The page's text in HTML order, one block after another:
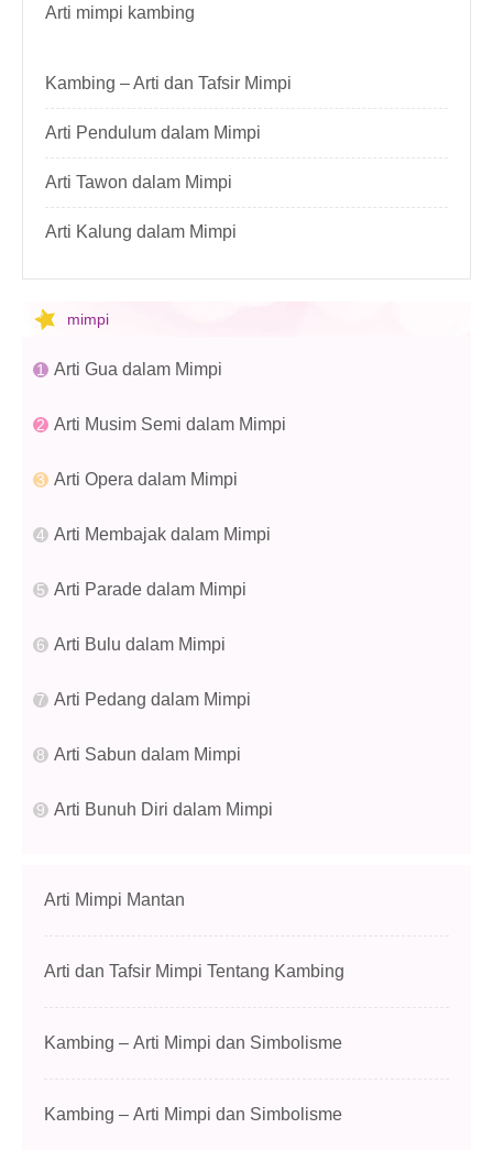
Arti mimpi kambing
Kambing – Arti dan Tafsir Mimpi
Arti Pendulum dalam Mimpi
Arti Tawon dalam Mimpi
Arti Kalung dalam Mimpi
mimpi
Arti Gua dalam Mimpi
Arti Musim Semi dalam Mimpi
Arti Opera dalam Mimpi
Arti Membajak dalam Mimpi
Arti Parade dalam Mimpi
Arti Bulu dalam Mimpi
Arti Pedang dalam Mimpi
Arti Sabun dalam Mimpi
Arti Bunuh Diri dalam Mimpi
Arti Mimpi Mantan
Arti dan Tafsir Mimpi Tentang Kambing
Kambing – Arti Mimpi dan Simbolisme
Kambing – Arti Mimpi dan Simbolisme